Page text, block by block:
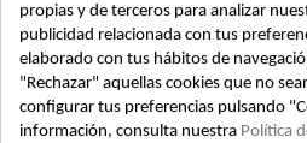
SubAlmacén
383
SubSubAlmacén
ID: 736956
propias y de terceros para analizar
publicidad relacionada con tus
elaborado con tus hábitos de
"Rechazar" aquellas cookies que no
configurar tus preferencias pulsando
información, consulta nuestra Política